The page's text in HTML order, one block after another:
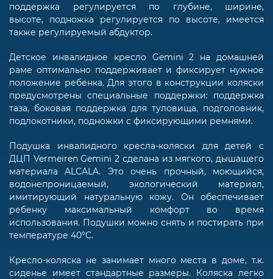
поддержка регулируется по глубине, ширине,
высоте, подножка регулируется по высоте, имеется
также регулируемый абдуктор.
Детское инвалидное кресло Gemini 2 на домашней
раме оптимально поддерживает и фиксирует нужное
положение ребенка. Для этого в конструкции коляски
предусмотрены специальные поддержки: поддержка
таза, боковая поддержка для туловища, подголовник,
подлокотники, подножки с фиксирующими ремнями.
Подушка инвалидного кресла-коляски для детей с
ДЦП Vermeiren Gemini 2 сделана из мягкого, дышащего
материала ALCALA. Это очень прочный, моющийся,
водонепроницаемый, экологический материал,
имитирующий натуральную кожу. Он обеспечивает
ребенку максимальный комфорт во время
использования. Подушки можно снять и постирать при
температуре 40°C.
Кресло-коляска не занимает много места в доме, т.к.
сиденье имеет стандартные размеры. Коляска легко